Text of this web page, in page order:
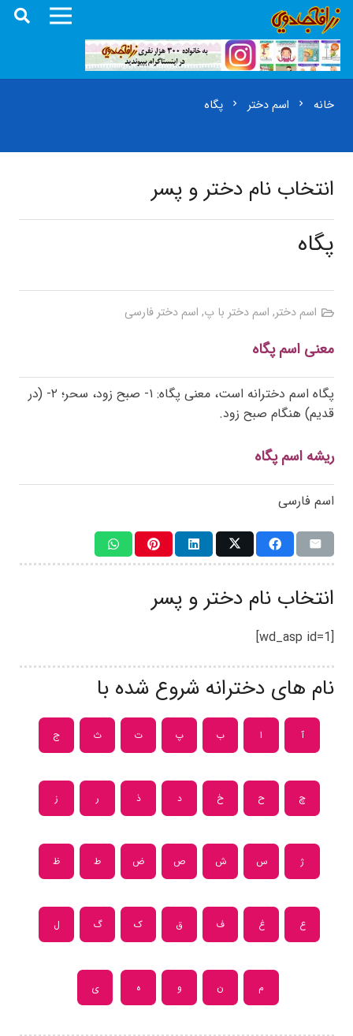
خانه chevron_right اسم دختر chevron_right پگاه
انتخاب نام دختر و پسر
پگاه
اسم دختر, اسم دختر با پ, اسم دختر فارسی
معنی اسم پگاه
پگاه اسم دخترانه است، معنی پگاه: ۱- صبح زود، سحر؛ ۲- (در
قدیم) هنگام صبح زود.
ریشه اسم پگاه
اسم فارسی
انتخاب نام دختر و پسر
[wd_asp id=1]
نام های دخترانه شروع شده با
آ ا ب پ ت ث ج
چ ح خ د ذ ر ز
ژ س ش ص ض ط ظ
ع غ ف ق ک گ ل
م ن و ه ی